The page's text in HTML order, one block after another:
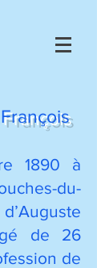
1890 à
du-
de 26
de